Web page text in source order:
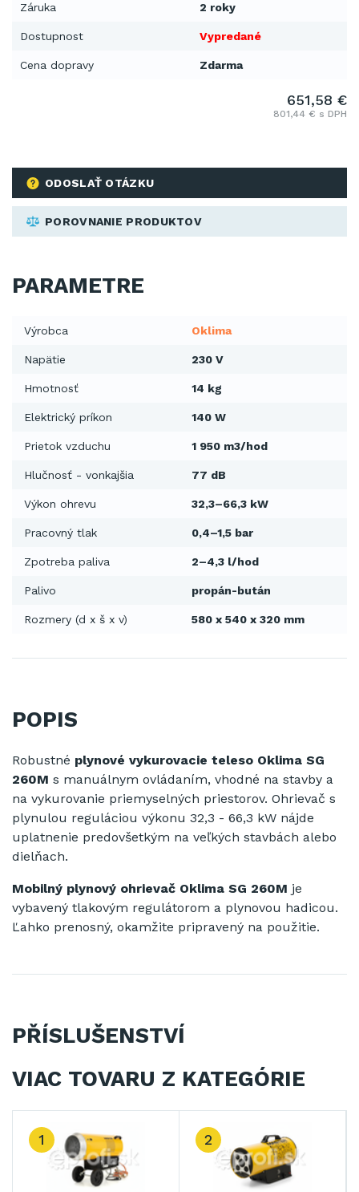
Záruka 2 roky
Dostupnost Vypredané
Cena dopravy Zdarma
ODOSLAŤ OTÁZKU
POROVNANIE PRODUKTOV
651,58 €
801,44 € s DPH
PARAMETRE
Výrobca Oklima
Napätie 230 V
Hmotnosť 14 kg
Elektrický príkon 140 W
Prietok vzduchu 1 950 m3/hod
Hlučnosť - vonkajšia 77 dB
Výkon ohrevu 32,3–66,3 kW
Pracovný tlak 0,4–1,5 bar
Zpotreba paliva 2–4,3 l/hod
Palivo propán-bután
Rozmery (d x š x v) 580 x 540 x 320 mm
POPIS
Robustné plynové vykurovacie teleso Oklima SG
260M s manuálnym ovládaním, vhodné na stavby a
na vykurovanie priemyselných priestorov. Ohrievač s
plynulou reguláciou výkonu 32,3 - 66,3 kW nájde
uplatnenie predovšetkým na veľkých stavbách alebo
dielňach.
Mobilný plynový ohrievač Oklima SG 260M je
vybavený tlakovým regulátorom a plynovou hadicou.
Ľahko prenosný, okamžite pripravený na použitie.
PŘÍSLUŠENSTVÍ
VIAC TOVARU Z KATEGÓRIE
1 2